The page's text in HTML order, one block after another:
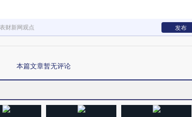
财新网观点 发布
本篇文章暂无评论